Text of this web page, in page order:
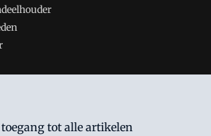
van VMN media. Lees in
staat. Op gebruik van deze site zijn de
tot alle artikelen